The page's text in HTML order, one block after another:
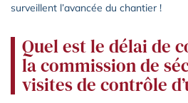
surveillent l’avancée du chantier !
Quel est le délai de
la commission de
visites de contrôle